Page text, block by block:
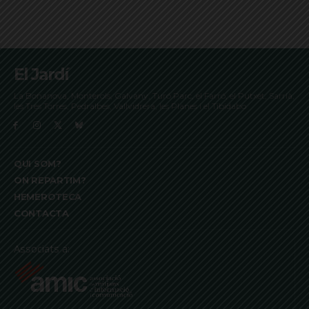
El Jardí
La Bonanova, Monterols, Galvany, Turó Parc, el Farró, el Putxet, Sarrià,
les Tres Torres, Pedralbes, Vallvidrera, les Planes i el Tibidabo
QUI SOM?
ON REPARTIM?
HEMEROTECA
CONTACTA
Associats a: